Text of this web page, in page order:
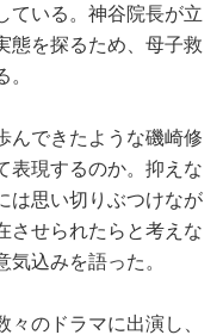
ている。神谷院長が立
態を探るため、母子救
できたような磯崎修
表現するのか。抑えな
は思い切りぶつけなが
させられたらと考えな
込みを語った。
のドラマに出演し、